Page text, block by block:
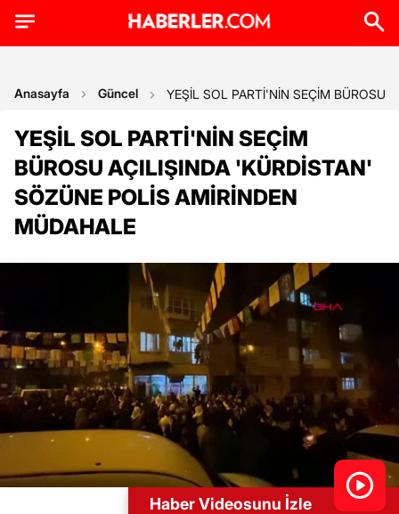
Anasayfa Güncel YEŞİL SOL PARTİ'NİN SEÇİM BÜROSU
YEŞİL SOL PARTİ'NİN SEÇİM
BÜROSU AÇILIŞINDA 'KÜRDİSTAN'
SÖZÜNE POLİS AMİRİNDEN
MÜDAHALE
Haber Videosunu İzle